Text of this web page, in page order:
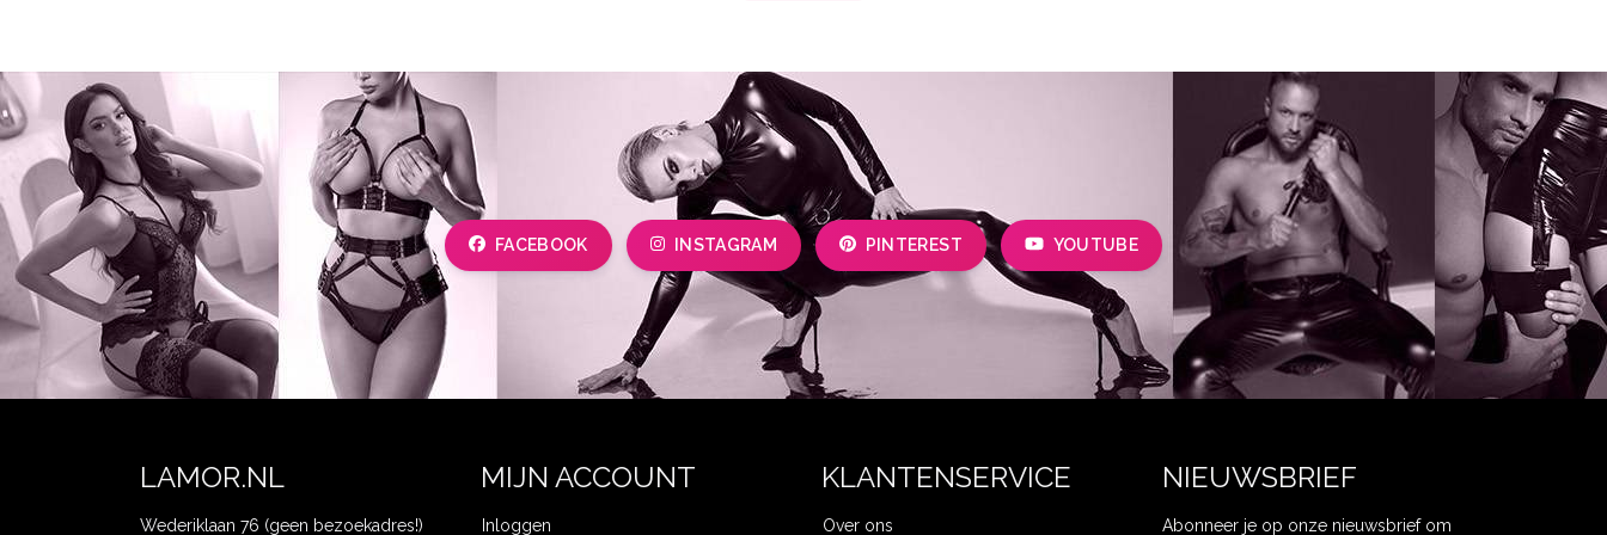
FACEBOOK INSTAGRAM PINTEREST YOUTUBE
LAMOR.NL
Wederiklaan 76 (geen bezoekadres!)
MIJN ACCOUNT
Inloggen
KLANTENSERVICE
Over ons
NIEUWSBRIEF
Abonneer je op onze nieuwsbrief om